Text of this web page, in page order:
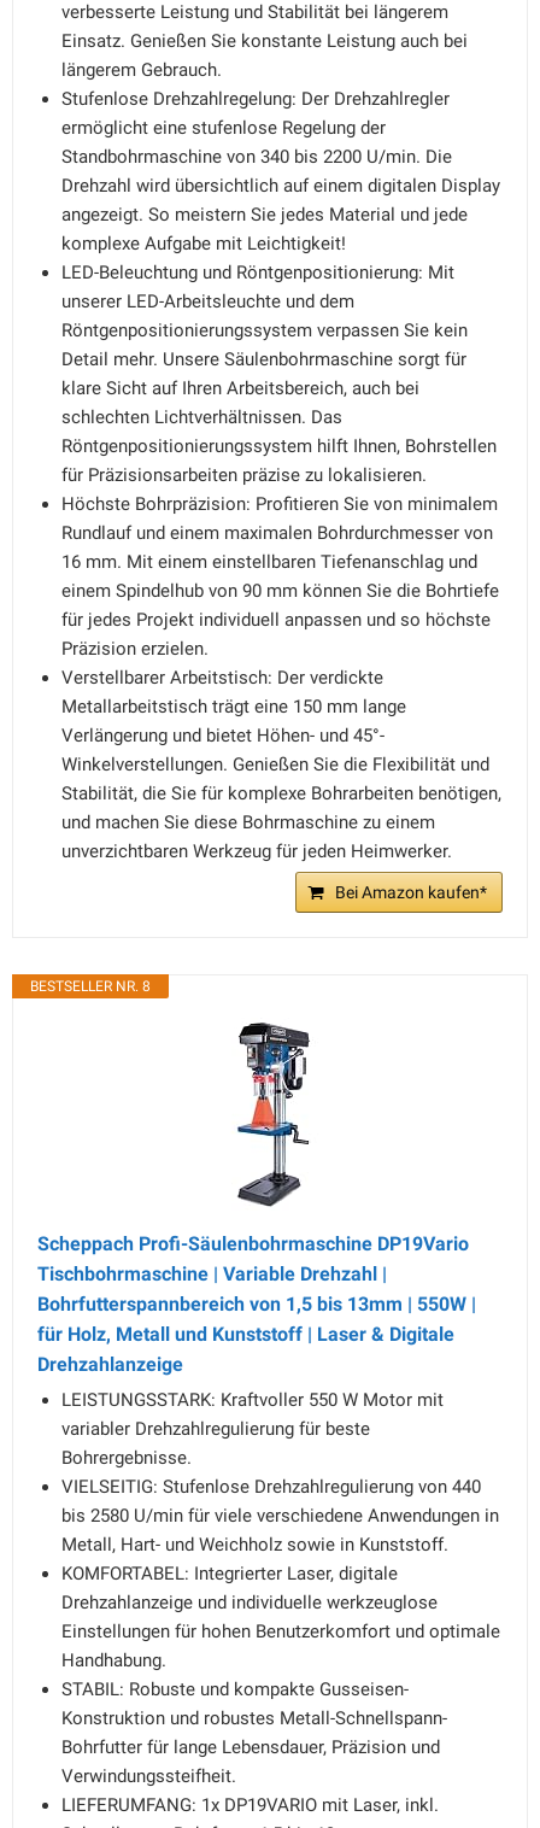
verbesserte Leistung und Stabilität bei längerem
Einsatz. Genießen Sie konstante Leistung auch bei
längerem Gebrauch.
Stufenlose Drehzahlregelung: Der Drehzahlregler
ermöglicht eine stufenlose Regelung der
Standbohrmaschine von 340 bis 2200 U/min. Die
Drehzahl wird übersichtlich auf einem digitalen Display
angezeigt. So meistern Sie jedes Material und jede
komplexe Aufgabe mit Leichtigkeit!
LED-Beleuchtung und Röntgenpositionierung: Mit
unserer LED-Arbeitsleuchte und dem
Röntgenpositionierungssystem verpassen Sie kein
Detail mehr. Unsere Säulenbohrmaschine sorgt für
klare Sicht auf Ihren Arbeitsbereich, auch bei
schlechten Lichtverhältnissen. Das
Röntgenpositionierungssystem hilft Ihnen, Bohrstellen
für Präzisionsarbeiten präzise zu lokalisieren.
Höchste Bohrpräzision: Profitieren Sie von minimalem
Rundlauf und einem maximalen Bohrdurchmesser von
16 mm. Mit einem einstellbaren Tiefenanschlag und
einem Spindelhub von 90 mm können Sie die Bohrtiefe
für jedes Projekt individuell anpassen und so höchste
Präzision erzielen.
Verstellbarer Arbeitstisch: Der verdickte
Metallarbeitstisch trägt eine 150 mm lange
Verlängerung und bietet Höhen- und 45°-
Winkelverstellungen. Genießen Sie die Flexibilität und
Stabilität, die Sie für komplexe Bohrarbeiten benötigen,
und machen Sie diese Bohrmaschine zu einem
unverzichtbaren Werkzeug für jeden Heimwerker.
Bei Amazon kaufen*
BESTSELLER NR. 8
Scheppach Profi-Säulenbohrmaschine DP19Vario
Tischbohrmaschine | Variable Drehzahl |
Bohrfutterspannbereich von 1,5 bis 13mm | 550W |
für Holz, Metall und Kunststoff | Laser & Digitale
Drehzahlanzeige
LEISTUNGSSTARK: Kraftvoller 550 W Motor mit
variabler Drehzahlregulierung für beste
Bohrergebnisse.
VIELSEITIG: Stufenlose Drehzahlregulierung von 440
bis 2580 U/min für viele verschiedene Anwendungen in
Metall, Hart- und Weichholz sowie in Kunststoff.
KOMFORTABEL: Integrierter Laser, digitale
Drehzahlanzeige und individuelle werkzeuglose
Einstellungen für hohen Benutzerkomfort und optimale
Handhabung.
STABIL: Robuste und kompakte Gusseisen-
Konstruktion und robustes Metall-Schnellspann-
Bohrfutter für lange Lebensdauer, Präzision und
Verwindungssteifheit.
LIEFERUMFANG: 1x DP19VARIO mit Laser, inkl.